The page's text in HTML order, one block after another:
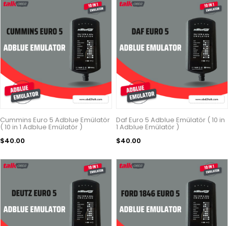
Cummins Euro 5 Adblue Emülatör
( 10 in 1 Adblue Emülatör )
$40.00
Daf Euro 5 Adblue Emülatör ( 10 in
1 Adblue Emülatör )
$40.00